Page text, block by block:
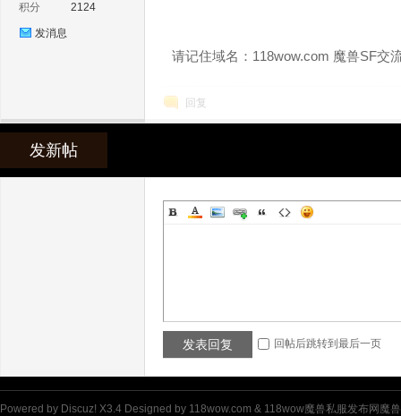
积分 2124
发消息
请记住域名：118wow.com 魔兽SF交
回复
发新帖
发表回复 回帖后跳转到最后一页
Powered by Discuz! X3.4 Designed by 118wow.com & 118wow魔兽私服发布网魔